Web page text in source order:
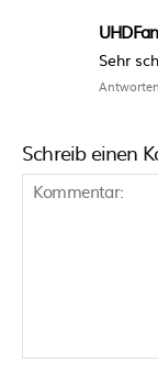
UHDFan
Sehr
Antworten
Schreib einen